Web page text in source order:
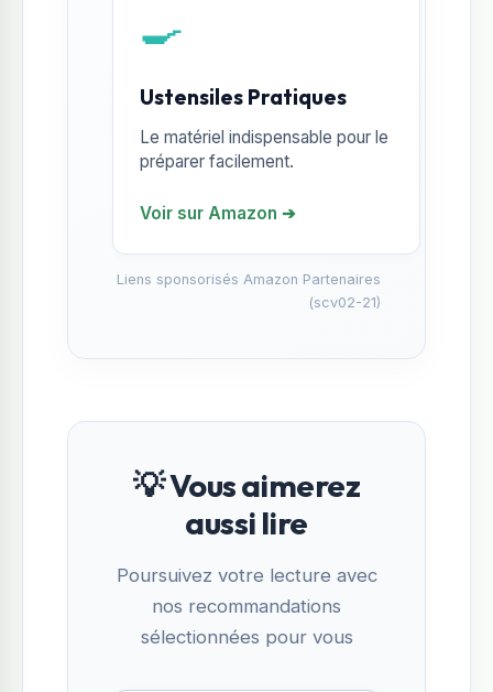
🍳
Ustensiles Pratiques
Le matériel indispensable pour le
préparer facilement.
Voir sur Amazon ➔
Liens sponsorisés Amazon Partenaires
(scv02-21)
💡 Vous aimerez
aussi lire
Poursuivez votre lecture avec
nos recommandations
sélectionnées pour vous